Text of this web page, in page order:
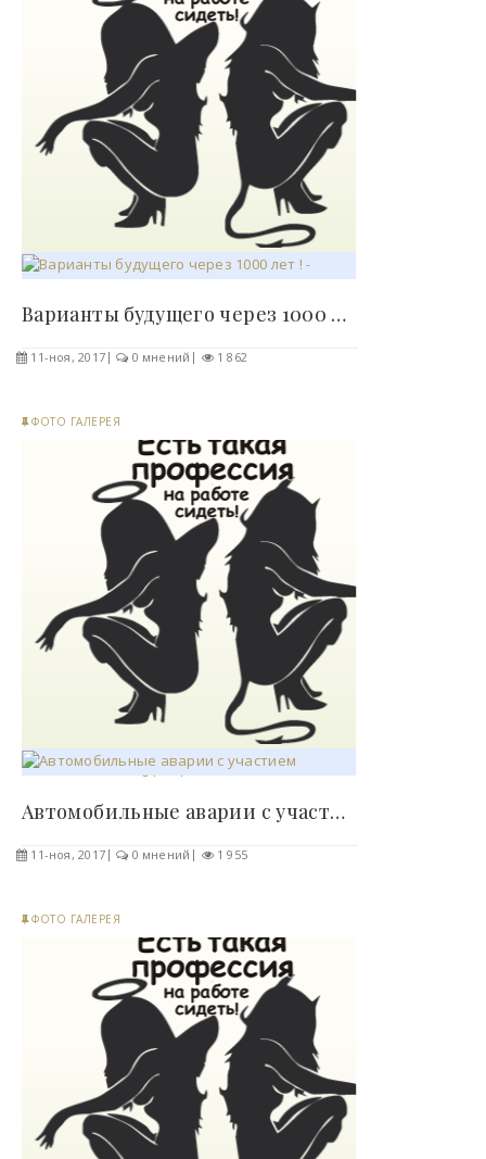
Варианты будущего через 1000 лет ! - «Фото»..
11-ноя, 2017 0 мнений 1 862
ФОТО ГАЛЕРЕЯ
Автомобильные аварии с участием известных людей !..
11-ноя, 2017 0 мнений 1 955
ФОТО ГАЛЕРЕЯ